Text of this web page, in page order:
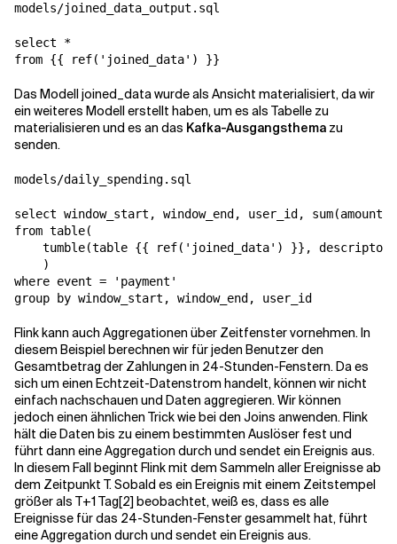
models/joined_data_output.sql
select *
from {{ ref('joined_data') }}
Das Modell joined_data wurde als Ansicht materialisiert, da wir
ein weiteres Modell erstellt haben, um es als Tabelle zu
materialisieren und es an das Kafka-Ausgangsthema zu
senden.
models/daily_spending.sql
select window_start, window_end, user_id,
from table(
tumble(table {{ ref('joined_data') }},
    )
where event = 'payment'
group by window_start, window_end, user_id
Flink kann auch Aggregationen über Zeitfenster vornehmen. In
diesem Beispiel berechnen wir für jeden Benutzer den
Gesamtbetrag der Zahlungen in 24-Stunden-Fenstern. Da es
sich um einen Echtzeit-Datenstrom handelt, können wir nicht
einfach nachschauen und Daten aggregieren. Wir können
jedoch einen ähnlichen Trick wie bei den Joins anwenden. Flink
hält die Daten bis zu einem bestimmten Auslöser fest und
führt dann eine Aggregation durch und sendet ein Ereignis aus.
In diesem Fall beginnt Flink mit dem Sammeln aller Ereignisse ab
dem Zeitpunkt T. Sobald es ein Ereignis mit einem Zeitstempel
größer als T+1 Tag[2] beobachtet, weiß es, dass es alle
Ereignisse für das 24-Stunden-Fenster gesammelt hat, führt
eine Aggregation durch und sendet ein Ereignis aus.